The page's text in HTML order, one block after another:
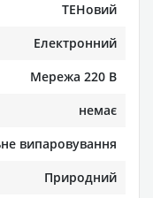
ТЕНовий
Електронний
Мережа 220 В
немає
випаровування
Природний